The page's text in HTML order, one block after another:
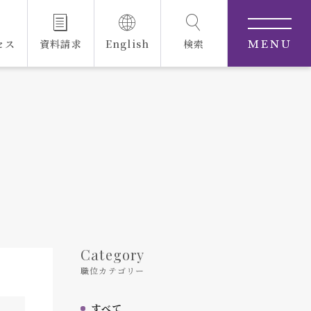
ス 資料請求 English 検索 MENU
Category
職位カテゴリー
すべて